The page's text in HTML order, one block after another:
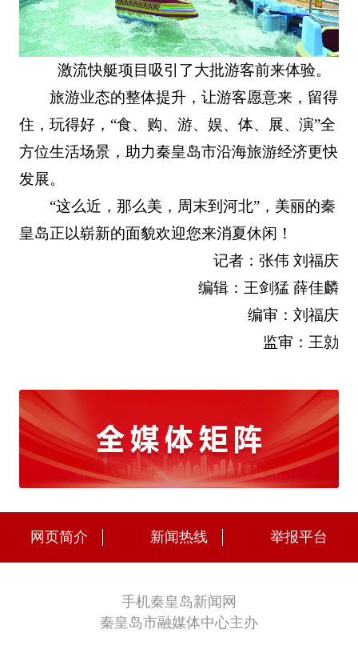
激流快艇项目吸引了大批游客前来体验。
旅游业态的整体提升，让游客愿意来，留得
住，玩得好，“食、购、游、娱、体、展、演”全
方位生活场景，助力秦皇岛市沿海旅游经济更快
发展。
“这么近，那么美，周末到河北”，美丽的秦
皇岛正以崭新的面貌欢迎您来消夏休闲！
记者：张伟 刘福庆
编辑：王剑猛薛佳麟
编审：刘福庆
监审：王勍
网页简介 新闻热线 举报平台
手机秦皇岛新闻网
秦皇岛市融媒体中心主办